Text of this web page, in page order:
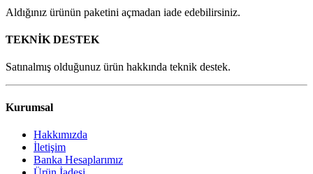
Aldığınız ürünün paketini açmadan iade edebilirsiniz.
TEKNİK DESTEK
Satınalmış olduğunuz ürün hakkında teknik destek.
Kurumsal
Hakkımızda
İletişim
Banka Hesaplarımız